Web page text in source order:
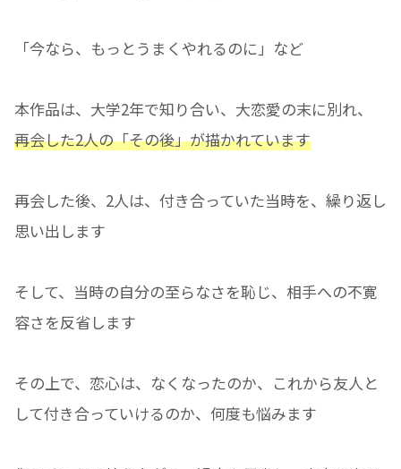
「今なら、もっとうまくやれるのに」など
本作品は、大学2年で知り合い、大恋愛の末に別れ、
再会した2人の「その後」が描かれています
再会した後、2人は、付き合っていた当時を、繰り返し
思い出します
そして、当時の自分の至らなさを恥じ、相手への不寛
容さを反省します
その上で、恋心は、なくなったのか、これから友人と
して付き合っていけるのか、何度も悩みます